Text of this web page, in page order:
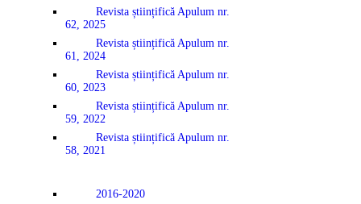
Revista științifică Apulum nr.
62, 2025
Revista științifică Apulum nr.
61, 2024
Revista științifică Apulum nr.
60, 2023
Revista științifică Apulum nr.
59, 2022
Revista științifică Apulum nr.
58, 2021
2016-2020